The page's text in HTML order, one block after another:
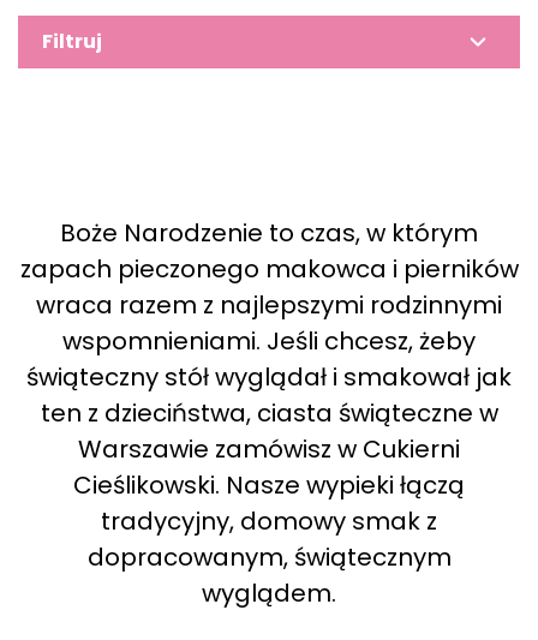
Filtruj
Boże Narodzenie to czas, w którym
zapach pieczonego makowca i pierników
wraca razem z najlepszymi rodzinnymi
wspomnieniami. Jeśli chcesz, żeby
świąteczny stół wyglądał i smakował jak
ten z dzieciństwa, ciasta świąteczne w
Warszawie zamówisz w Cukierni
Cieślikowski. Nasze wypieki łączą
tradycyjny, domowy smak z
dopracowanym, świątecznym
wyglądem.